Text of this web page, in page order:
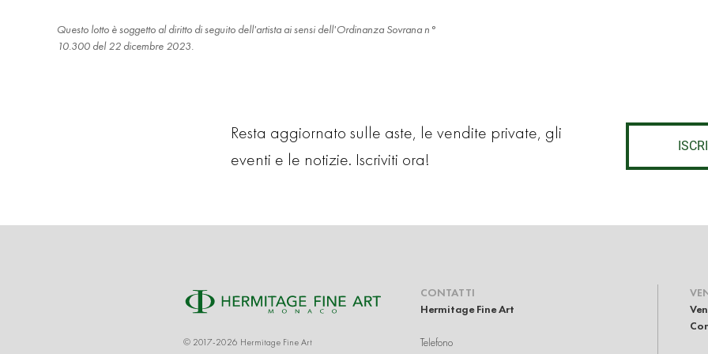
Questo lotto è soggetto al diritto di seguito dell'artista ai sensi dell'Ordinanza Sovrana n°
10.300 del 22 dicembre 2023.
Resta aggiornato sulle aste, le vendite private, gli
eventi e le notizie. Iscriviti ora!
© 2017-2026 Hermitage Fine Art
CONTATTI
Hermitage Fine Art
Telefono